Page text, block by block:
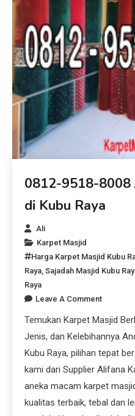
0812-9518-8008
di Kubu Raya
Ali
Karpet Masjid
Harga Karpet Masjid Kubu
Raya,Sajadah Masjid Kubu
Raya
Leave A Comment
Temukan Karpet Masjid
Jenis, dan Kelebihannya
Kubu Raya, pilihan tepat
kami dari Supplier Alifana
aneka macam karpet
kualitas terbaik, tebal dan